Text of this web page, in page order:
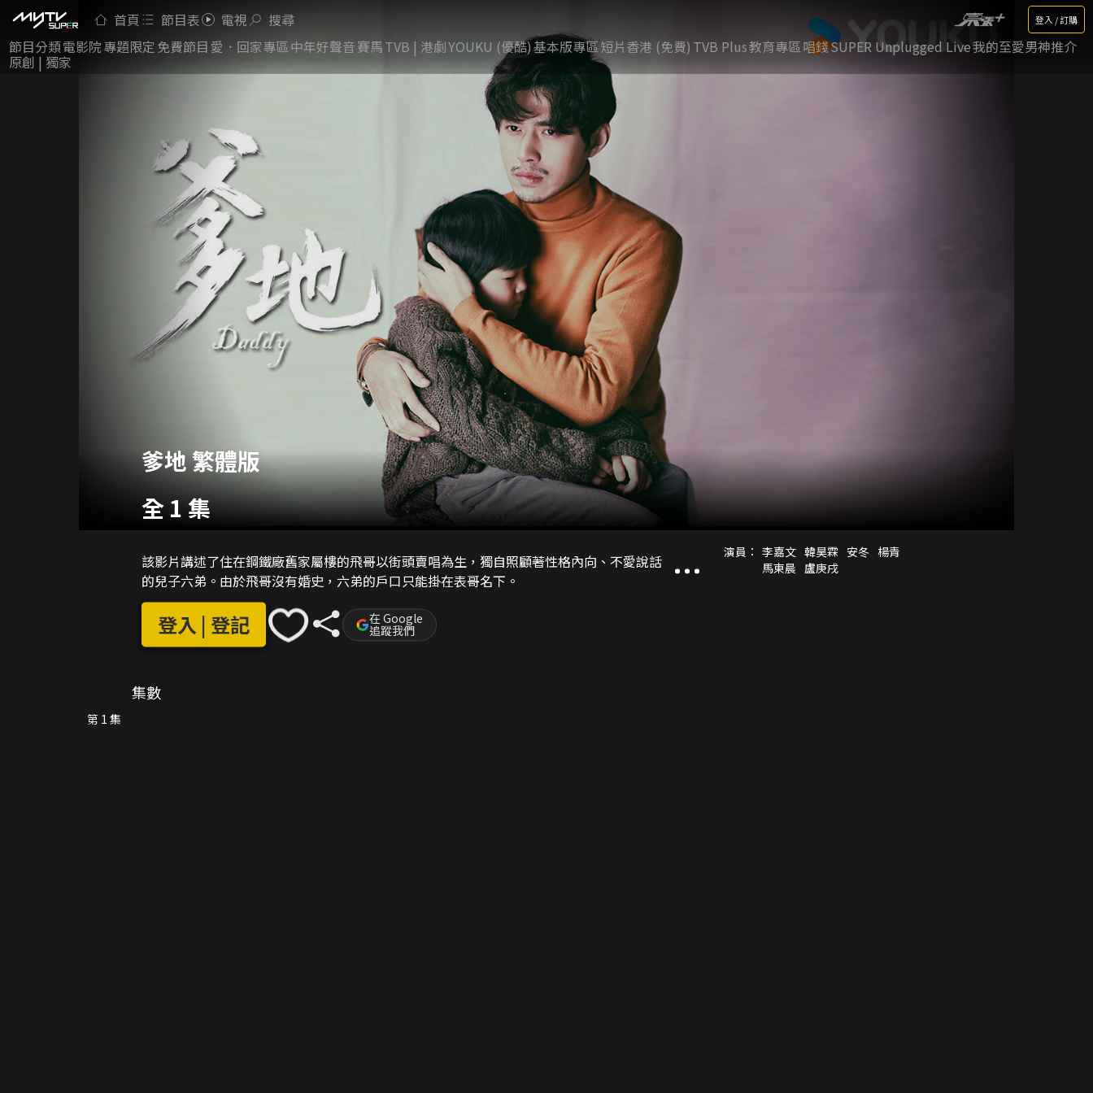
首頁 節目表 電視 搜尋 登入 / 訂購
節目分類電影院專題限定 免費節目 愛．回家專區中年好聲音賽馬TVB | 港劇YOUKU (優酷)基本版專區短片香港 (免費) TVB Plus教育專區唱錢SUPER Unplugged Live我的至愛男神推介
原創 | 獨家
爹地 繁體版
全 1 集
該影片講述了住在鋼鐵廠舊家屬樓的飛哥以街頭賣唱為生，獨自照顧著性格內向、不愛說話
的兒子六弟。由於飛哥沒有婚史，六弟的戶口只能掛在表哥名下。
登入 | 登記 在 Google
追蹤我們
演員： 李嘉文 韓昊霖 安冬 楊青
馬東晨 盧庚戌
集數
第 1 集